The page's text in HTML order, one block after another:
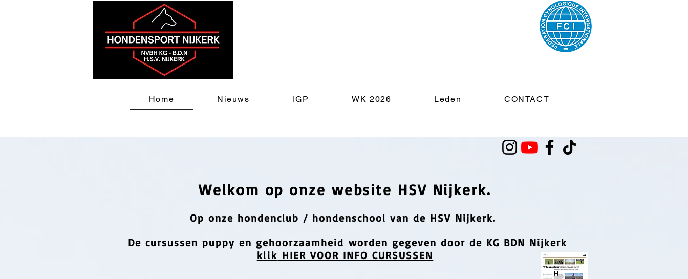
Home Nieuws IGP WK 2026 Leden CONTACT
Welkom op onze website HSV Nijkerk.
Op onze hondenclub / hondenschool van de HSV Nijkerk.
De cursussen puppy en gehoorzaamheid worden gegeven door de KG BDN Nijkerk
klik HIER VOOR INFO CURSUSSEN